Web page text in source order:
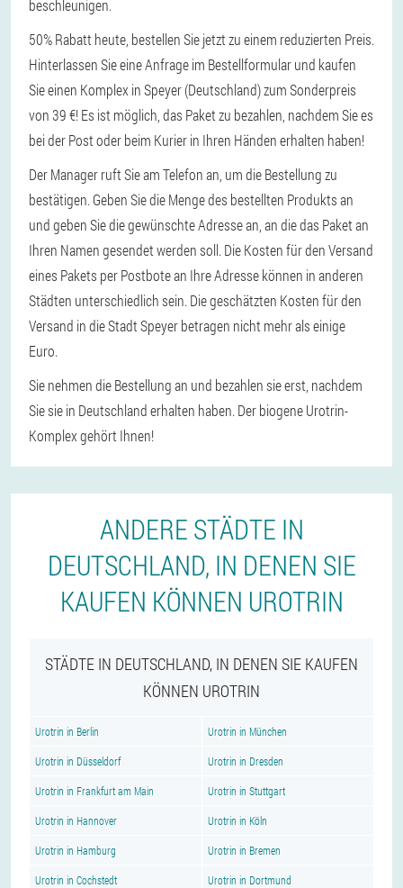
beschleunigen.
50% Rabatt heute, bestellen Sie jetzt zu einem reduzierten Preis.
Hinterlassen Sie eine Anfrage im Bestellformular und kaufen
Sie einen Komplex in Speyer (Deutschland) zum Sonderpreis
von 39 €! Es ist möglich, das Paket zu bezahlen, nachdem Sie es
bei der Post oder beim Kurier in Ihren Händen erhalten haben!
Der Manager ruft Sie am Telefon an, um die Bestellung zu
bestätigen. Geben Sie die Menge des bestellten Produkts an
und geben Sie die gewünschte Adresse an, an die das Paket an
Ihren Namen gesendet werden soll. Die Kosten für den Versand
eines Pakets per Postbote an Ihre Adresse können in anderen
Städten unterschiedlich sein. Die geschätzten Kosten für den
Versand in die Stadt Speyer betragen nicht mehr als einige
Euro.
Sie nehmen die Bestellung an und bezahlen sie erst, nachdem
Sie sie in Deutschland erhalten haben. Der biogene Urotrin-
Komplex gehört Ihnen!
ANDERE STÄDTE IN
DEUTSCHLAND, IN DENEN SIE
KAUFEN KÖNNEN UROTRIN
STÄDTE IN DEUTSCHLAND, IN DENEN SIE KAUFEN
KÖNNEN UROTRIN
Urotrin in Berlin Urotrin in München
Urotrin in Düsseldorf Urotrin in Dresden
Urotrin in Frankfurt am Main Urotrin in Stuttgart
Urotrin in Hannover Urotrin in Köln
Urotrin in Hamburg Urotrin in Bremen
Urotrin in Cochstedt Urotrin in Dortmund